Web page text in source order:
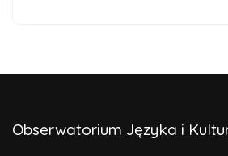
Obserwatorium Języka i